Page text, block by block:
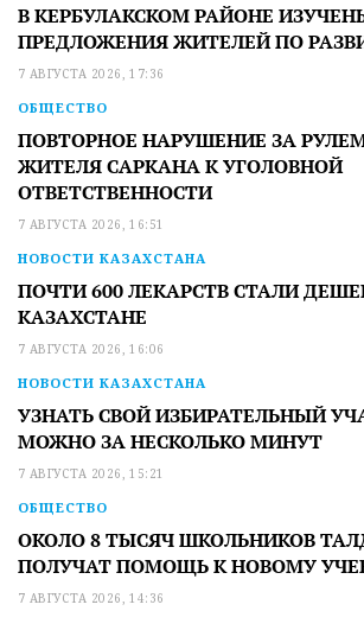
В КЕРБУЛАКСКОМ РАЙОНЕ
ПРЕДЛОЖЕНИЯ ЖИТЕЛЕЙ ПО
7 АВГУСТА 2026, 17:36
ОБЩЕСТВО
ПОВТОРНОЕ НАРУШЕНИЕ ЗА
ЖИТЕЛЯ САРКАНА К УГОЛОВНОЙ
ОТВЕТСТВЕННОСТИ
7 АВГУСТА 2026, 16:51
НОВОСТИ КАЗАХСТАНА
ПОЧТИ 600 ЛЕКАРСТВ СТАЛИ
КАЗАХСТАНЕ
7 АВГУСТА 2026, 16:06
НОВОСТИ КАЗАХСТАНА
УЗНАТЬ СВОЙ ИЗБИРАТЕЛЬНЫЙ
МОЖНО ЗА НЕСКОЛЬКО МИНУТ
7 АВГУСТА 2026, 15:21
ОБЩЕСТВО
ОКОЛО 8 ТЫСЯЧ ШКОЛЬНИКОВ
ПОЛУЧАТ ПОМОЩЬ К НОВОМУ
7 АВГУСТА 2026, 14:36